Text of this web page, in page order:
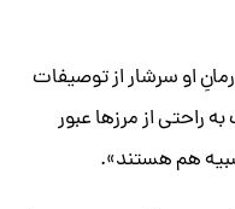
او سرشار از توصیفات
راحتی از مرزها عبور
هم هستند».